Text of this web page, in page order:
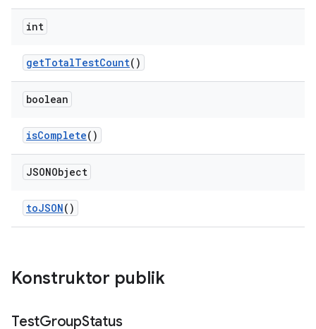
int
getTotalTestCount()
boolean
isComplete()
JSONObject
toJSON()
Konstruktor publik
TestGroupStatus